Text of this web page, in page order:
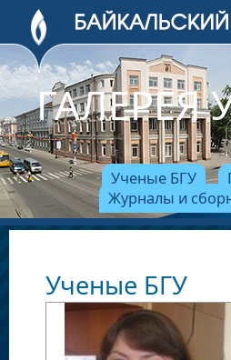
ГАЛЕРЕЯ
Ученые БГУ
Журналы и
Ученые БГУ